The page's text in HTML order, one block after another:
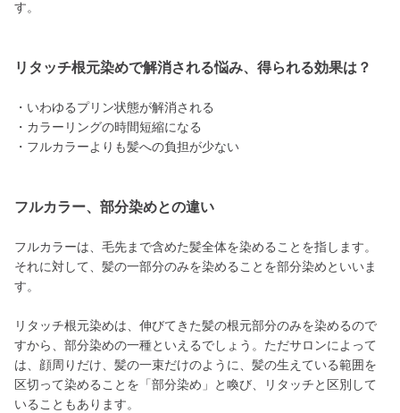
す。
リタッチ根元染めで解消される悩み、得られる効果は？
・いわゆるプリン状態が解消される
・カラーリングの時間短縮になる
・フルカラーよりも髪への負担が少ない
フルカラー、部分染めとの違い
フルカラーは、毛先まで含めた髪全体を染めることを指します。
それに対して、髪の一部分のみを染めることを部分染めといいま
す。
リタッチ根元染めは、伸びてきた髪の根元部分のみを染めるので
すから、部分染めの一種といえるでしょう。ただサロンによって
は、顔周りだけ、髪の一束だけのように、髪の生えている範囲を
区切って染めることを「部分染め」と喚び、リタッチと区別して
いることもあります。